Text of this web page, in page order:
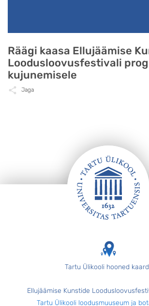
Räägi kaasa Ellujäämise
Loodusloovusfestivali
kujunemisele
Jaga
Tartu Ülikooli hooned
Ellujäämise Kunstide
Tartu Ülikooli loodusmuuseum ja